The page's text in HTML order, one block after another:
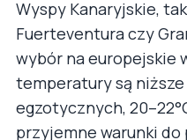
Wyspy Kanaryjskie,
Fuerteventura czy
wybór na europejskie
temperatury są
egzotycznych,
przyjemne warunki